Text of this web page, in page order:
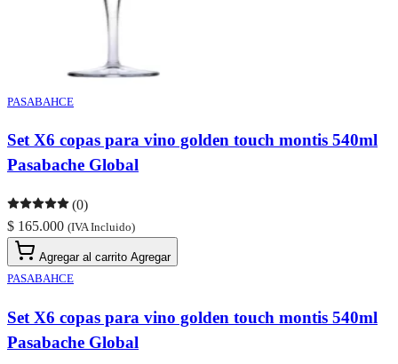
PASABAHCE
Set X6 copas para vino golden touch montis 540ml
Pasabache Global
(0)
$ 165.000 (IVA Incluido)
Agregar al carrito Agregar
PASABAHCE
Set X6 copas para vino golden touch montis 540ml
Pasabache Global